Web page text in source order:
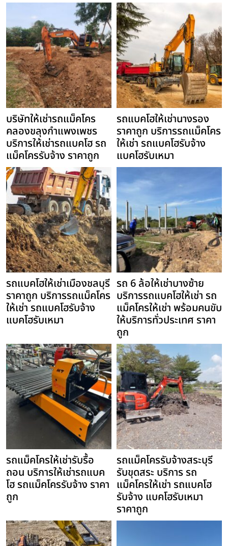
บริษัทให้เช่ารถแม็คโคร
คลองขลุงกำแพงเพชร
บริการให้เช่ารถแบคโฮ รถ
แม็คโครรับจ้าง ราคาถูก
รถแบคโฮให้เช่านางรอง
ราคาถูก บริการรถแม็คโคร
ให้เช่า รถแบคโฮรับจ้าง
แบคโฮรับเหมา
รถแบคโฮให้เช่าเมืองชลบุรี
ราคาถูก บริการรถแม็คโคร
ให้เช่า รถแบคโฮรับจ้าง
แบคโฮรับเหมา
รถ 6 ล้อให้เช่าบางซ้าย
บริการรถแบคโฮให้เช่า รถ
แม็คโครให้เช่า พร้อมคนขับ
ให้บริการทั่วประเทศ ราคา
ถูก
รถแม็คโครให้เช่ารับรื้อ
ถอน บริการให้เช่ารถแบค
โฮ รถแม็คโครรับจ้าง ราคา
ถูก
รถแม็คโครรับจ้างสระบุรี
รับขุดสระ บริการ รถ
แม็คโครให้เช่า รถแบคโฮ
รับจ้าง แบคโฮรับเหมา
ราคาถูก